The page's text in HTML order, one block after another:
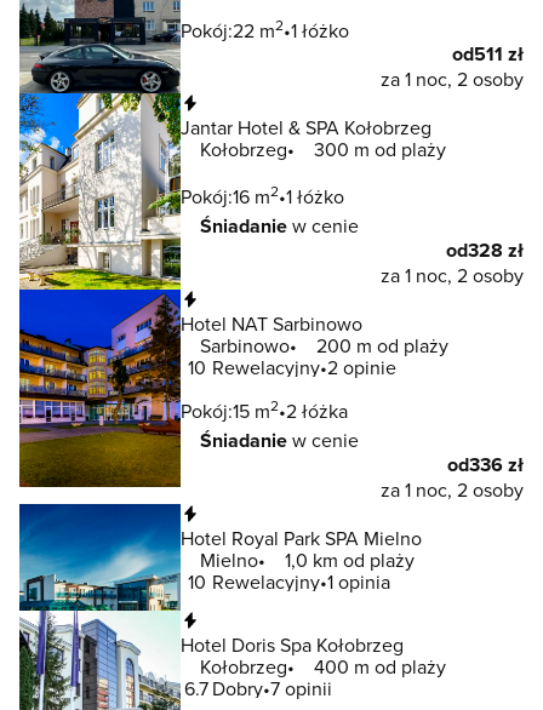
Pokój:22 m2 1 łóżko
od511 zł
za 1 noc, 2 osoby
Jantar Hotel & SPA Kołobrzeg
Kołobrzeg
300 m od plaży
Pokój:16 m2 1 łóżko
Śniadaniew cenie
od328 zł
za 1 noc, 2 osoby
Hotel NAT Sarbinowo
Sarbinowo
200 m od plaży
10 Rewelacyjny 2 opinie
Pokój:15 m2 2 łóżka
Śniadaniew cenie
od336 zł
za 1 noc, 2 osoby
Hotel Royal Park SPA Mielno
Mielno
1,0 km od plaży
10 Rewelacyjny 1 opinia
Hotel Doris Spa Kołobrzeg
Kołobrzeg
400 m od plaży
6.7Dobry 7 opinii